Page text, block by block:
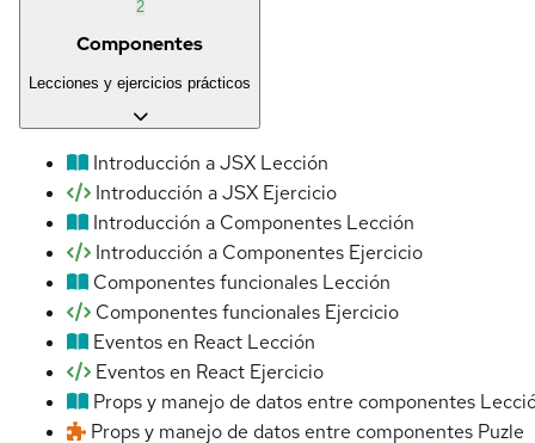
2
Componentes
Lecciones y ejercicios prácticos
Introducción a JSX Lección
Introducción a JSX Ejercicio
Introducción a Componentes Lección
Introducción a Componentes Ejercicio
Componentes funcionales Lección
Componentes funcionales Ejercicio
Eventos en React Lección
Eventos en React Ejercicio
Props y manejo de datos entre componentes
Props y manejo de datos entre componentes Puzle